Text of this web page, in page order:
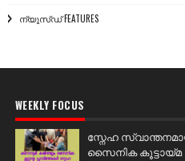
ന്യൂസ്ഡ് FEATURES
WEEKLY FOCUS
സ്നേഹ
സൈനിക കൂട്ടായ്മ